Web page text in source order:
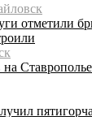
отметили